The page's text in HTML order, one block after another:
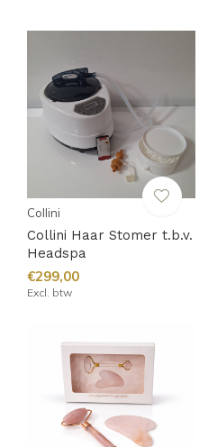
Collini
Collini Haar Stomer t.b.v.
Headspa
€299,00
Excl. btw